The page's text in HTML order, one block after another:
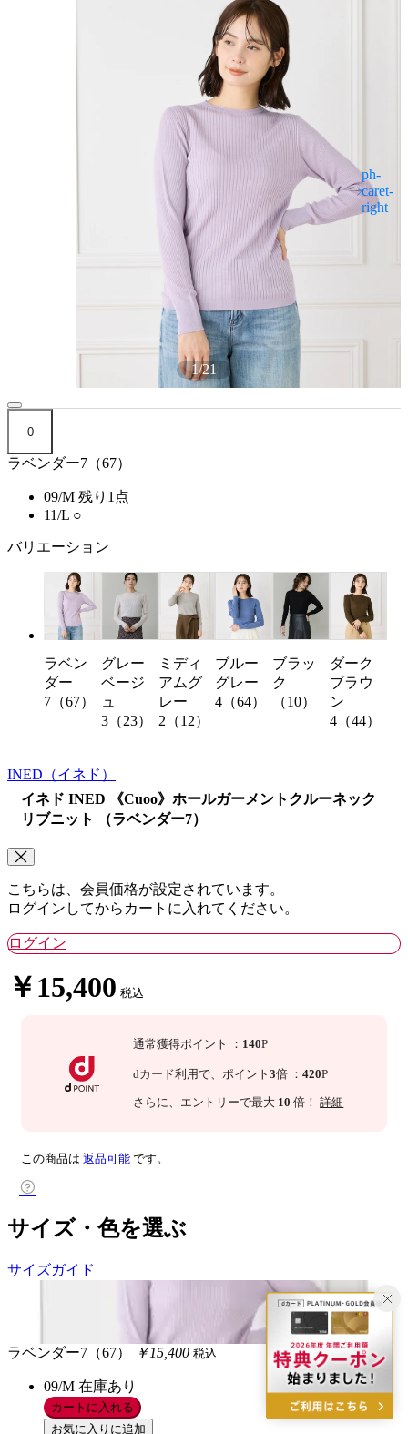
1/21
0
ラベンダー7（67）
09/M 残り1点
11/L ○
バリエーション
ラベン
ダー
7（67）
グレー
ベージ
ュ
3（23）
ミディ
アムグ
レー
2（12）
ブルー
グレー
4（64）
ブラッ
ク
（10）
ダーク
ブラウ
ン
4（44）
INED （イネド）
イネド INED 《Cuoo》ホールガーメントクルーネック
リブニット （ラベンダー7）
こちらは、会員価格が設定されています。
ログインしてからカートに入れてください。
ログイン
￥15,400 税込
通常獲得ポイント ： 140P
dカード利用で、ポイント3倍 ：420P
さらに、エントリーで最大 10 倍！詳細
この商品は 返品可能 です。
サイズ・色を選ぶ
サイズガイド
ラベンダー7（67） ￥15,400 税込
09/M 在庫あり
カートに入れる
お気に入りに追加